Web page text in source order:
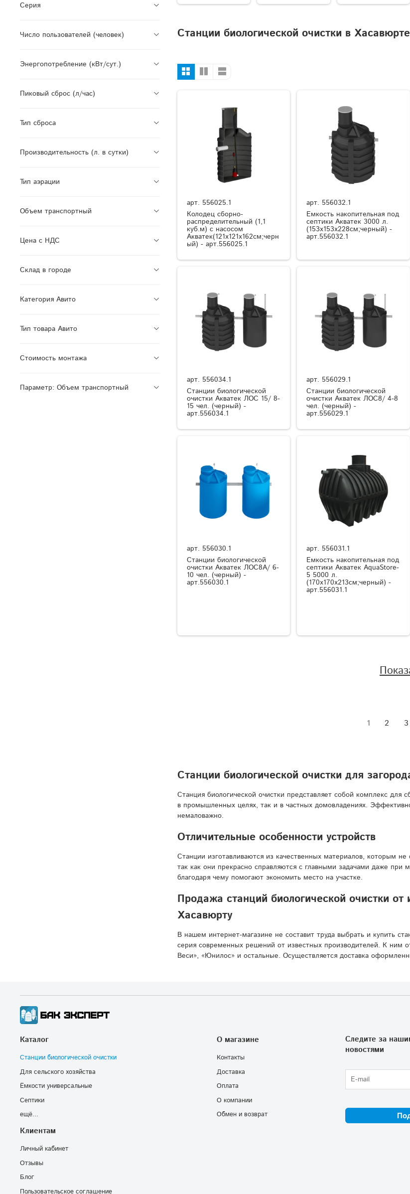
Станции биологической очистки в Хасавюрте
арт. 556025.1
Колодец сборно-
распределительный (1,1
куб.м) с насосом
Акватек(121x121x162см;черн
ый) - арт.556025.1
арт. 556032.1
Емкость накопительная под
септики Акватек 3000 л.
(153x153x228см;черный) -
арт.556032.1
арт. 556034.1
Станции биологической
очистки Акватек ЛОС 15/ 8-
15 чел. (черный) -
арт.556034.1
арт. 556029.1
Станции биологической
очистки Акватек ЛОС8/ 4-8
чел. (черный) -
арт.556029.1
арт. 556030.1
Станции биологической
очистки Акватек ЛОС8A/ 6-
10 чел. (черный) -
арт.556030.1
арт. 556031.1
Емкость накопительная под
септики Акватек AquaStore-
5 5000 л.
(170x170x213см;черный) -
арт.556031.1
1 2 3
Станции биологической очистки для
Станция биологической очистки представляет собой комплекс для
в промышленных целях, так и в частных домовладениях.
немаловажно.
Отличительные особенности устройств
Станции изготавливаются из качественных материалов, которым
так как они прекрасно справляются с главными задачами даже при
благодаря чему помогают экономить место на участке.
Продажа станций биологической очистки
Хасавюрту
В нашем интернет-магазине не составит труда выбрать и купить
серия современных решений от известных производителей. К ним
Веси», «Юнилос» и остальные. Осуществляется доставка
Серия
Число пользователей (человек)
Энергопотребление (кВт/сут.)
Пиковый сброс (л/час)
Тип сброса
Производительность (л. в сутки)
Тип аэрации
Объем транспортный
Цена с НДС
Склад в городе
Категория Авито
Тип товара Авито
Стоимость монтажа
Параметр: Объем транспортный
Каталог
Станции биологической очистки
Для сельского хозяйства
Ёмкости универсальные
Септики
ещё...
О магазине
Контакты
Доставка
Оплата
О компании
Обмен и возврат
Клиентам
Личный кабинет
Отзывы
Блог
Пользовательское соглашение
Следите за
новостями